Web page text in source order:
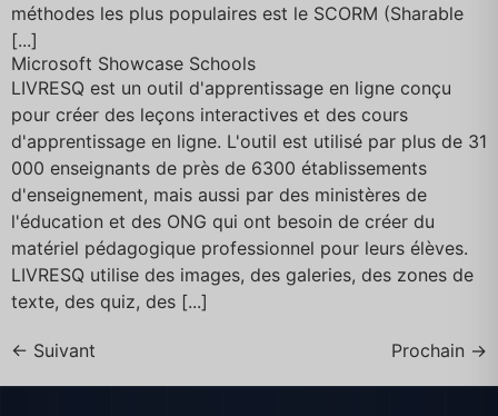
méthodes les plus populaires est le SCORM (Sharable
[...]
Microsoft Showcase Schools
LIVRESQ est un outil d'apprentissage en ligne conçu
pour créer des leçons interactives et des cours
d'apprentissage en ligne. L'outil est utilisé par plus de 31
000 enseignants de près de 6300 établissements
d'enseignement, mais aussi par des ministères de
l'éducation et des ONG qui ont besoin de créer du
matériel pédagogique professionnel pour leurs élèves.
LIVRESQ utilise des images, des galeries, des zones de
texte, des quiz, des [...]
← Suivant Prochain →